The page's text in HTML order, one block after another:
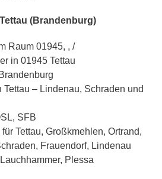
(Brandenburg)
Raum 01945, , /
in 01945 Tettau
Tettau – Lindenau, Schraden und
SFB
Tettau, Großkmehlen, Ortrand,
Frauendorf, Lindenau
Plessa